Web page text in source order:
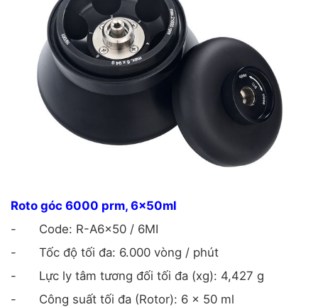
Roto góc 6000 prm, 6x50ml
-
Code: R-A6x50 / 6MI
-
Tốc độ tối đa: 6.000 vòng / phút
-
Lực ly tâm tương đối tối đa (xg): 4,427 g
-
Công suất tối đa (Rotor): 6 x 50 ml